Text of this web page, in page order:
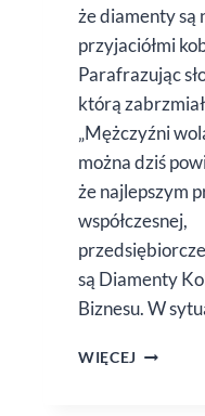
że diamenty są
przyjaciółmi
Parafrazując
którą
„Mężczyźni
można dziś
że najlepszym
współczesnej,
są Diamenty
Biznesu. W
WIĘCEJ